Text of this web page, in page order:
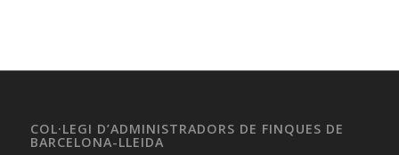
COL·LEGI D’ADMINISTRADORS DE FINQUES DE
BARCELONA-LLEIDA